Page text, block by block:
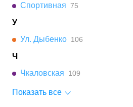
Спортивная 75
У
Ул. Дыбенко 106
Ч
Чкаловская
109
Показать все